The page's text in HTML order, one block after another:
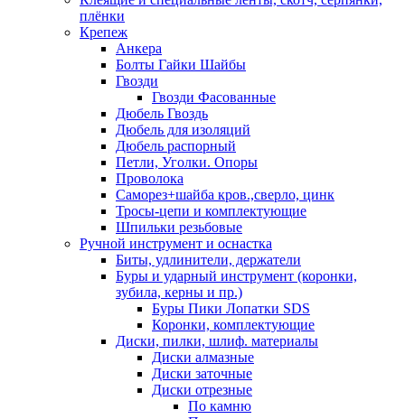
плёнки
Крепеж
Анкера
Болты Гайки Шайбы
Гвозди
Гвозди Фасованные
Дюбель Гвоздь
Дюбель для изоляций
Дюбель распорный
Петли, Уголки. Опоры
Проволока
Саморез+шайба кров.,сверло, цинк
Тросы-цепи и комплектующие
Шпильки резьбовые
Ручной инструмент и оснастка
Биты, удлинители, держатели
Буры и ударный инструмент (коронки,
зубила, керны и пр.)
Буры Пики Лопатки SDS
Коронки, комплектующие
Диски, пилки, шлиф. материалы
Диски алмазные
Диски заточные
Диски отрезные
По камню